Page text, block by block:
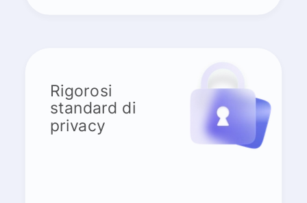
Rigorosi
standard di
privacy